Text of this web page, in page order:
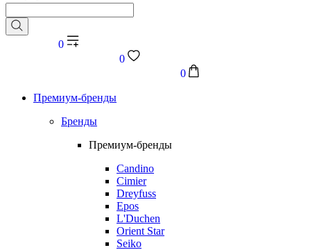
0
0
0
Премиум-бренды
Бренды
Премиум-бренды
Candino
Cimier
Dreyfuss
Epos
L'Duchen
Orient Star
Seiko